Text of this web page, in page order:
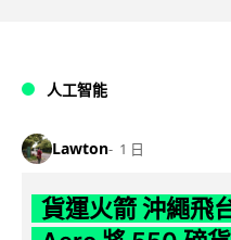
人工智能
Lawton 1 日
貨運火箭 沖繩飛